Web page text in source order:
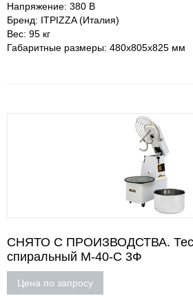
Напряжение: 380 В
Бренд: ITPIZZA (Италия)
Вес: 95 кг
Габаритные размеры: 480х805х825 мм
СНЯТО С ПРОИЗВОДСТВА.
спиральный M-40-C 3Ф
Цена по запросу